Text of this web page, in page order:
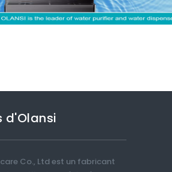
d'Olansi
Co., Ltd est un fabricant